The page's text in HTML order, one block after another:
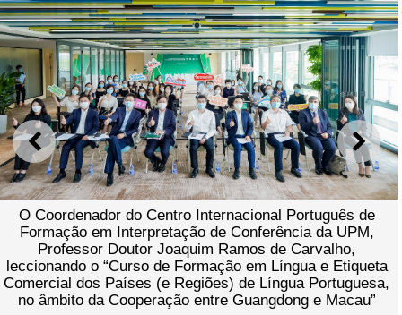
ANTERIOR
O Coordenador do Centro Internacional Português de
Formação em Interpretação de Conferência da UPM,
Professor Doutor Joaquim Ramos de Carvalho,
leccionando o “Curso de Formação em Língua e Etiqueta
Comercial dos Países (e Regiões) de Língua Portuguesa,
no âmbito da Cooperação entre Guangdong e Macau”